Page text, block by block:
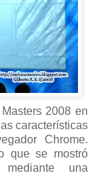
2008 en
características
Chrome.
que se mostró
una